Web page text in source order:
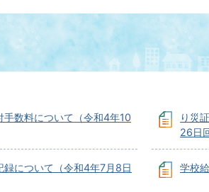
手数料について（令和4年10
り災
26⽇
録について（令和4年7⽉8⽇
学校